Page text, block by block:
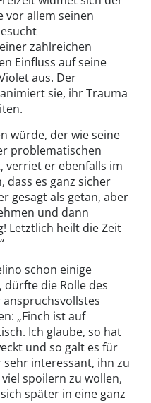
vor allem seinen
zahlreichen
Einfluss auf seine
aus. Der
sie, ihr Trauma
würde, der wie seine
problematischen
verriet er ebenfalls im
dass es ganz sicher
gesagt als getan, aber
und dann
Letztlich heilt die Zeit
schon einige
die Rolle des
„Finch ist auf
Ich glaube, so hat
und so galt es für
sehr interessant, ihn zu
spoilern zu wollen,
später in eine ganz